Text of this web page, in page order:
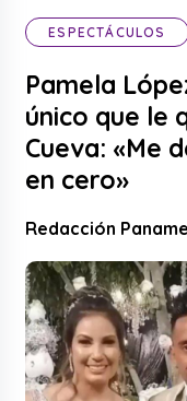
ESPECTÁCULOS
Pamela
único que le
Cueva: «Me
en cero»
Redacción